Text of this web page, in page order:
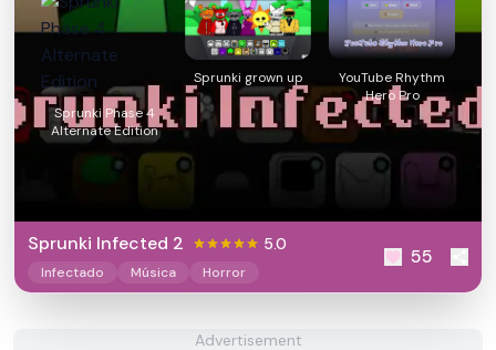
Sprunki Phase 4
Alternate Edition
Sprunki grown up
YouTube Rhythm
Hero Pro
Sprunki Infected 2 5.0
Infectado Música Horror
55
Advertisement